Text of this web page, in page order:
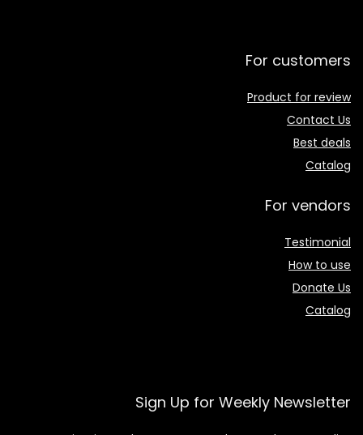
For customers
Product for review
Contact Us
Best deals
Catalog
For vendors
Testimonial
How to use
Donate Us
Catalog
Sign Up for Weekly Newsletter